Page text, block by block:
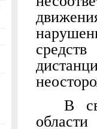
В
области